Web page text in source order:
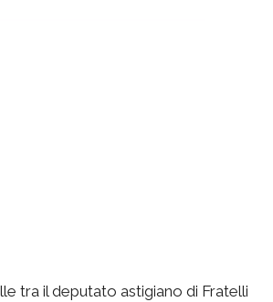
tra il deputato astigiano di Fratelli